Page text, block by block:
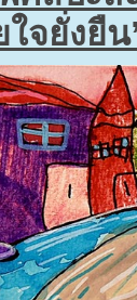
จยั่งยืน